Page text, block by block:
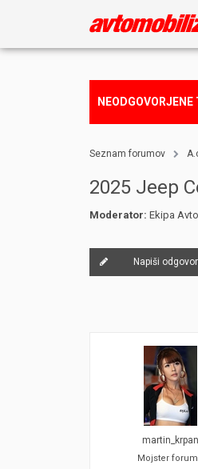
NEODGOVORJENE
Seznam forumov
2025 Jeep
Moderator: Ekipa
Napiši odgovor
martin_krpan
Mojster